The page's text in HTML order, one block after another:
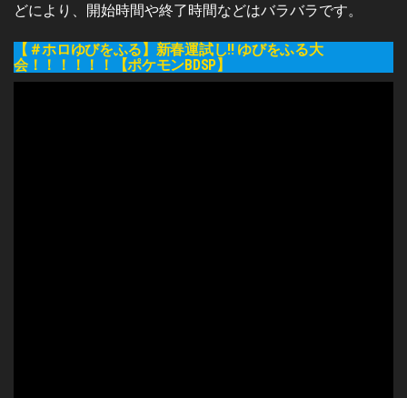
どにより、開始時間や終了時間などはバラバラです。
【＃ホロゆびをふる】新春運試し!! ゆびをふる大
会！！！！！！【ポケモンBDSP】